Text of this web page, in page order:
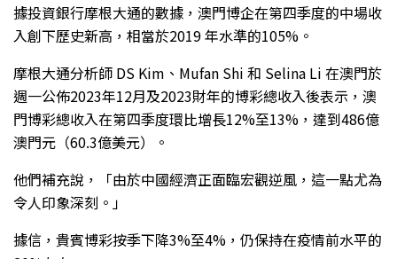
據投資銀行摩根大通的數據，澳門博企在第四季度的中場收
入創下歷史新高，相當於2019 年水準的105%。
摩根大通分析師 DS Kim、Mufan Shi 和 Selina Li 在澳門於
週一公佈2023年12月及2023財年的博彩總收入後表示，澳
門博彩總收入在第四季度環比增長12%至13%，達到486億
澳門元（60.3億美元）。
他們補充說，「由於中國經濟正面臨宏觀逆風，這一點尤為
令人印象深刻。」
據信，貴賓博彩按季下降3%至4%，仍保持在疫情前水平的